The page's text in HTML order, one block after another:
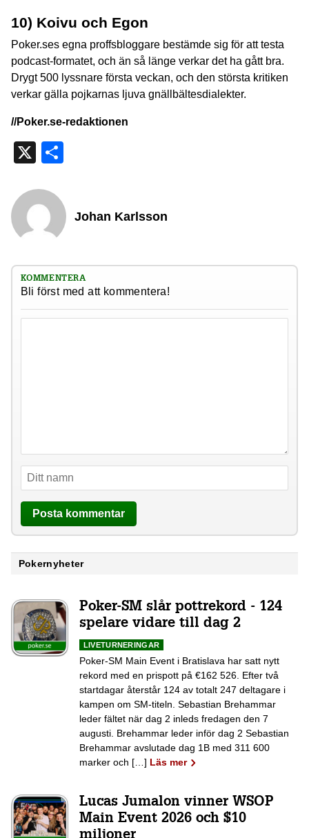
10) Koivu och Egon
Poker.ses egna proffsbloggare bestämde sig för att testa
podcast-formatet, och än så länge verkar det ha gått bra.
Drygt 500 lyssnare första veckan, och den största kritiken
verkar gälla pojkarnas ljuva gnällbältesdialekter.
//Poker.se-redaktionen
X
Johan Karlsson
KOMMENTERA
Bli först med att kommentera!
Pokernyheter
Poker-SM slår pottrekord - 124
spelare vidare till dag 2
LIVETURNERINGAR
Poker-SM Main Event i Bratislava har satt nytt
rekord med en prispott på €162 526. Efter två
startdagar återstår 124 av totalt 247 deltagare i
kampen om SM-titeln. Sebastian Brehammar
leder fältet när dag 2 inleds fredagen den 7
augusti. Brehammar leder inför dag 2 Sebastian
Brehammar avslutade dag 1B med 311 600
marker och […] Läs mer
Lucas Jumalon vinner WSOP
Main Event 2026 och $10